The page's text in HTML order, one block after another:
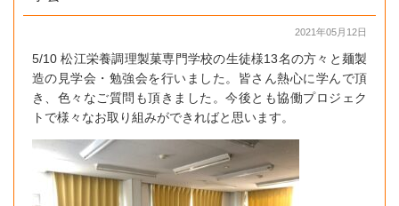
2021年05月12日
5/10 松江栄養調理製菓専門学校の生徒様13名の方々と麺製
造の見学会・勉強会を行いました。皆さん熱心に学んで頂
き、色々なご質問も頂きました。今後とも協働プロジェク
トで様々なお取り組みができればと思います。